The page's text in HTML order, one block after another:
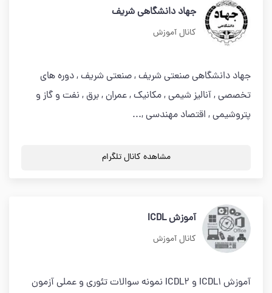
جهاد دانشگاهی شریف
کانال آموزش
جهاد دانشگاهی صنعتی شریف , صنعتی شریف , دوره های
تخصصی , آنالیز شیمی , مکانیک , عمران , برق , نفت و گاز و
پتروشیمی , اقتصاد مهندسی ,...
مشاهده کانال تلگرام
آموزش ICDL
کانال آموزش
آموزش ICDL1 و ICDL2 نمونه سوالات تئوری و عملی آزمون